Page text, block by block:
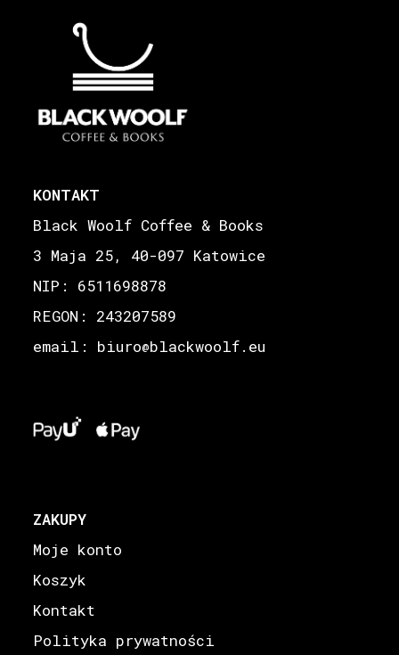
KONTAKT
Black Woolf Coffee & Books
3 Maja 25, 40-097 Katowice
NIP: 6511698878
REGON: 243207589
email: biuro@blackwoolf.eu
ZAKUPY
Moje konto
Koszyk
Kontakt
Polityka prywatności